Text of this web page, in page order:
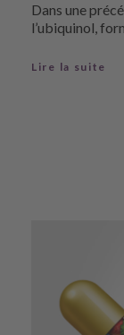
Dans une
l’ubiquinol,
Lire la suite